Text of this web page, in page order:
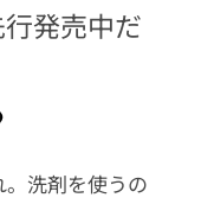
発売中だ
洗剤を使うの